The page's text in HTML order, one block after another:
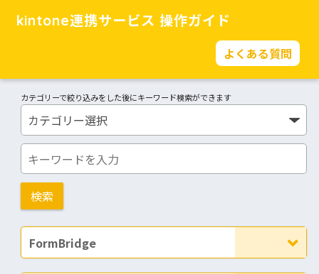
kintone連携サービス 操作ガイド
よくある質問
カテゴリーで絞り込みをした後にキーワード検索ができます
FormBridge